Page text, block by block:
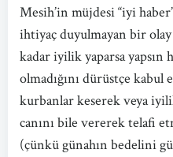
Mesih’in müjdesi “iyi
ihtiyaç duyulmayan bir olay
kadar iyilik yaparsa yapsın
olmadığını dürüstçe kabul
kurbanlar keserek veya
canını bile vererek telafi
(çünkü günahın bedelini